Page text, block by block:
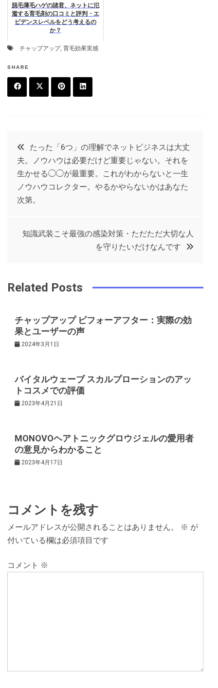
脱毛薄毛ハゲの諸君、ネットに氾
濫する育毛剤の口コミと評判・エ
ビデンスレベルをどう考えるの
か？
チャップアップ, 育毛効果実感
SHARE
o
t
e
r
e
r
e
e
d
in
投
稿
ナ
ョ
たった「6つ」の理解でネットビジネスは大丈
夫。ノウハウは必要だけど重要じゃない。それを
生かせる◯◯が最重要。これがわからないと一生
ノウハウコレクター。やるかやらないかはあなた
次第。
知識武装こそ最強の感染対策・ただただ大切な人
を守りたいだけなんです
Related Posts
チャップアップ ビフォーアフター：実際の効
果とユーザーの声
2024年3月1日
バイタルウェーブ スカルプローションのアッ
トコスメでの評価
2023年4月21日
MONOVOヘアトニックグロウジェルの愛用者
の意見からわかること
2023年4月17日
コメントを残す
メールアドレスが公開されることはありません。 ※ が
付いている欄は必須項目です
コメント ※